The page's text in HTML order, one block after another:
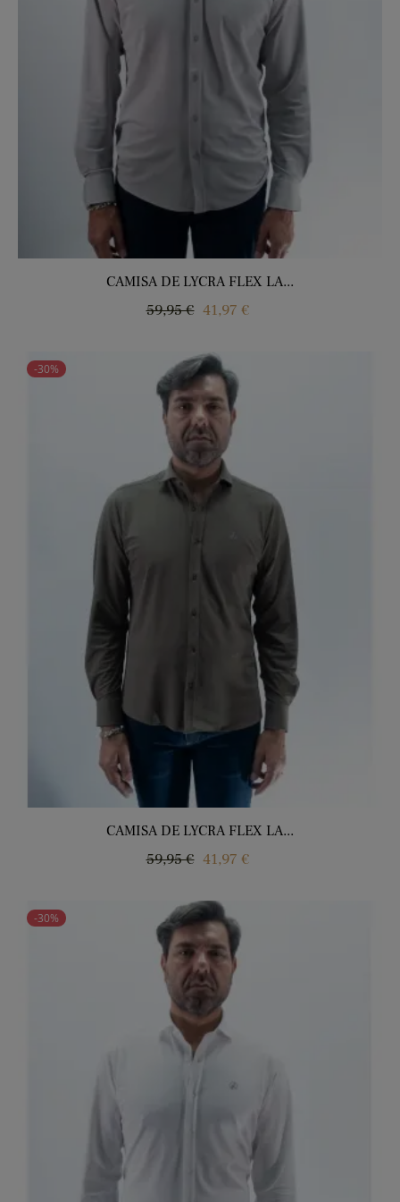
CAMISA DE LYCRA FLEX LA...
Regular
59,95 € Price
41,97 €
-30%
CAMISA DE LYCRA FLEX LA...
Regular
59,95 € Price
41,97 €
-30%